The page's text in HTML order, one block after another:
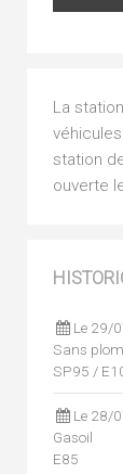
La
station
ouverte
Le 29/
Sans
SP95 /
Le 28/
Gasoil
E85